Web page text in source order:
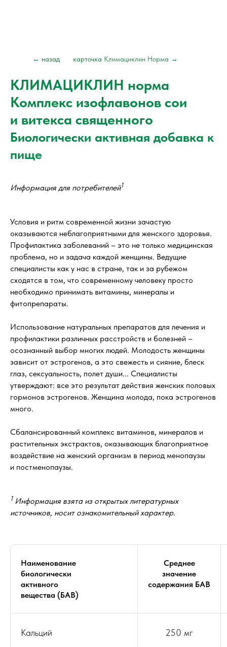
карточка Климациклин Норма →
← назад
КЛИМАЦИКЛИН норма
Комплекс изофлавонов сои
и витекса священного
Биологически активная добавка к
пище
Информация для потребителей1
Условия и ритм современной жизни зачастую
оказываются неблагоприятными для женского здоровья.
Профилактика заболеваний – это не только медицинская
проблема, но и задача каждой женщины. Ведущие
специалисты как у нас в стране, так и за рубежом
сходятся в том, что современному человеку просто
необходимо принимать витамины, минералы и
фитопрепараты.
Использование натуральных препаратов для лечения и
профилактики различных расстройств и болезней –
осознанный выбор многих людей. Молодость женщины
зависит от эстрогенов, а это свежесть и сияние, блеск
глаз, сексуальность, полет души... Специалисты
утверждают: все это результат действия женских половых
гормонов эстрогенов. Женщина молода, пока эстрогенов
много.
Сбалансированный комплекс витаминов, минералов и
растительных экстрактов, оказывающих благоприятное
воздействие на женский организм в период менопаузы
и постменопаузы.
1Информация взята из открытых литературных
источников, носит ознакомительный характер.
Наименование
биологически
активного
вещества (БАВ)
Среднее
значение
содержания БАВ
Кальций 250 мг